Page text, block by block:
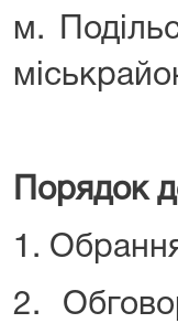
м.
Порядок
1.
2.